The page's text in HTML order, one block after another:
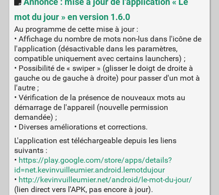
mot du jour » en version 1.6.0
Au programme de cette mise à jour :
• Affichage du nombre de mots non-lus dans l'icône de
l'application (désactivable dans les paramètres,
compatible uniquement avec certains launchers) ;
• Possibilité de « swiper » (glisser le doigt de droite à
gauche ou de gauche à droite) pour passer d'un mot à
l'autre ;
• Vérification de la présence de nouveaux mots au
démarrage de l'appareil (nouvelle permission
demandée) ;
• Diverses améliorations et corrections.
L'application est téléchargeable depuis les liens
suivants :
• https://play.google.com/store/apps/details?
id=net.kevinvuilleumier.android.lemotdujour
• http://kevinvuilleumier.net/android/le-mot-du-jour/
(lien direct vers l'APK, pas encore à jour).